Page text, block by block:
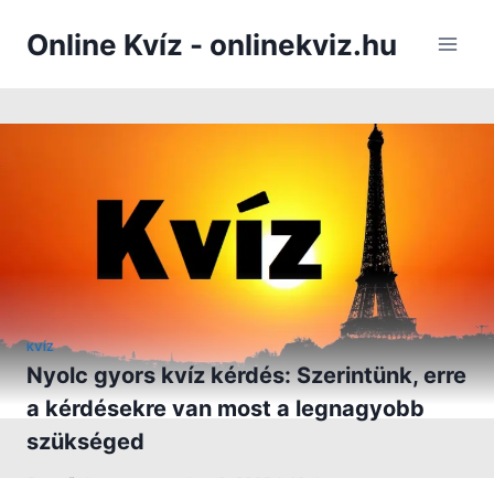
Online Kvíz - onlinekviz.hu
KVÍZ
Nyolc gyors kvíz kérdés: Szerintünk, erre
a kérdésekre van most a legnagyobb
szükséged